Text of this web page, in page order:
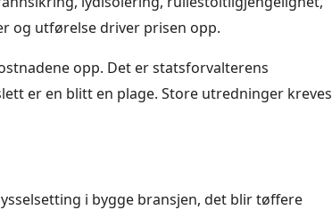
og utførelse driver prisen opp.
opp. Det er statsforvalterens
er en blitt en plage. Store utredninger kreves
i bygge bransjen, det blir tøffere